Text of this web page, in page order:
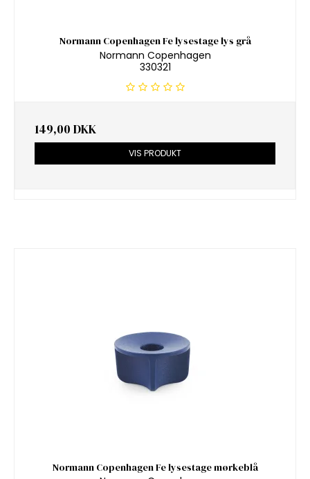
Normann Copenhagen Fe lysestage lys grå
Normann Copenhagen
330321
149,00 DKK
VIS PRODUKT
Normann Copenhagen Fe lysestage mørkeblå